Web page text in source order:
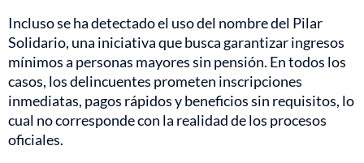
Incluso se ha detectado el uso del nombre del Pilar
Solidario, una iniciativa que busca garantizar ingresos
mínimos a personas mayores sin pensión. En todos los
casos, los delincuentes prometen inscripciones
inmediatas, pagos rápidos y beneficios sin requisitos, lo
cual no corresponde con la realidad de los procesos
oficiales.